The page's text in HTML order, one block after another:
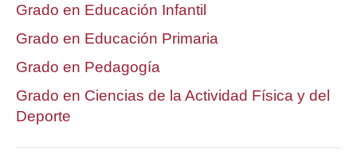
Grado en Educación Infantil
Grado en Educación Primaria
Grado en Pedagogía
Grado en Ciencias de la Actividad Física y del
Deporte